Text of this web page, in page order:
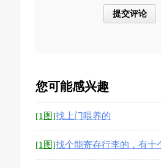
您可能感兴趣
[1图]找上门喂养的
[1图]找个能寄存行李的，有十